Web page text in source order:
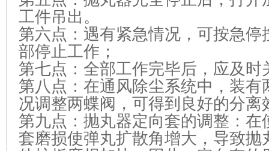
工件吊出。
第六点：遇有紧急情况，可按急停
部停止工作；
第七点：全部工作完毕后，应及时
第八点：在通风除尘系统中，装有
况调整两蝶阀，可得到良好的分离
第九点：抛丸器定向套的调整：在
套磨损使弹丸扩散角增大，导致抛